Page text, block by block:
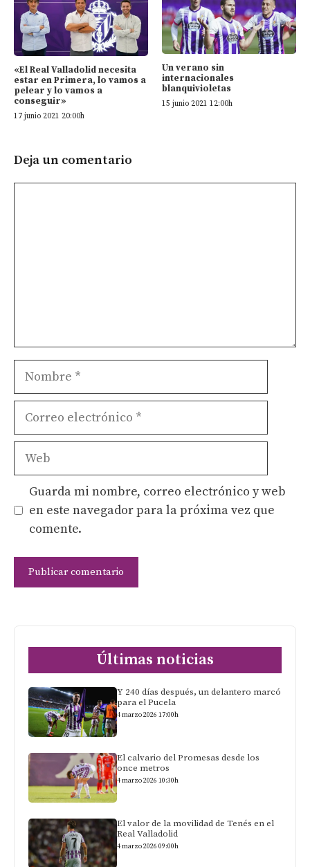
«El Real Valladolid necesita
estar en Primera, lo vamos a
pelear y lo vamos a
conseguir»
17 junio 2021 20:00h
Un verano sin
internacionales
blanquivioletas
15 junio 2021 12:00h
Deja un comentario
Nombre
Correo
Web
Guarda mi nombre, correo electrónico y web
en este navegador para la próxima vez que
comente.
Últimas noticias
Y 240 días después, un delantero marcó
para el Pucela
4 marzo 2026 17:00h
El calvario del Promesas desde los
once metros
4 marzo 2026 10:30h
El valor de la movilidad de Tenés en el
Real Valladolid
4 marzo 2026 09:00h